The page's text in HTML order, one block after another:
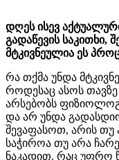
დღეს ისევ
გადაწევის საკითხი,
მტკივნეულია ეს
რა თქმა უნდა
როდესაც ასოს
არსებობს
და არ უნდა
შევაფასოთ, არის
საჭიროა თუ არა
ნაკადით. რაც უფრო